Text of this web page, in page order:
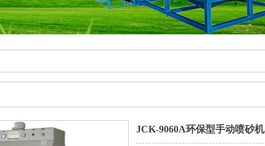
JCK-9060A环保型手动喷砂机